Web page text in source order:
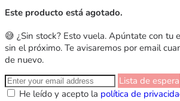
Este producto está agotado.
😅 ¿Sin stock? Esto vuela. Apúntate con tu
sin el próximo. Te avisaremos por email
de nuevo.
Lista de espera
He leído y acepto la política de